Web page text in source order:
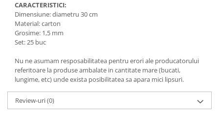
CARACTERISTICI:
Dimensiune: diametru 30 cm
Material: carton
Grosime: 1,5 mm
Set: 25 buc
Nu ne asumam resposabilitatea pentru erori ale producatorului
referitoare la produse ambalate in cantitate mare (bucati,
lungime, etc) unde exista posibilitatea sa apara mici lipsuri.
Review-uri(0)